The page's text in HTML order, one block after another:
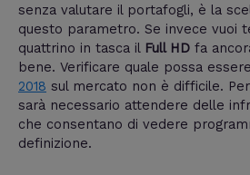
senza valutare il portafogli, è la
questo parametro. Se invece vuoi
quattrino in tasca il Full HD fa
bene. Verificare quale possa
2018 sul mercato non è difficile.
sarà necessario attendere delle
che consentano di vedere
definizione.